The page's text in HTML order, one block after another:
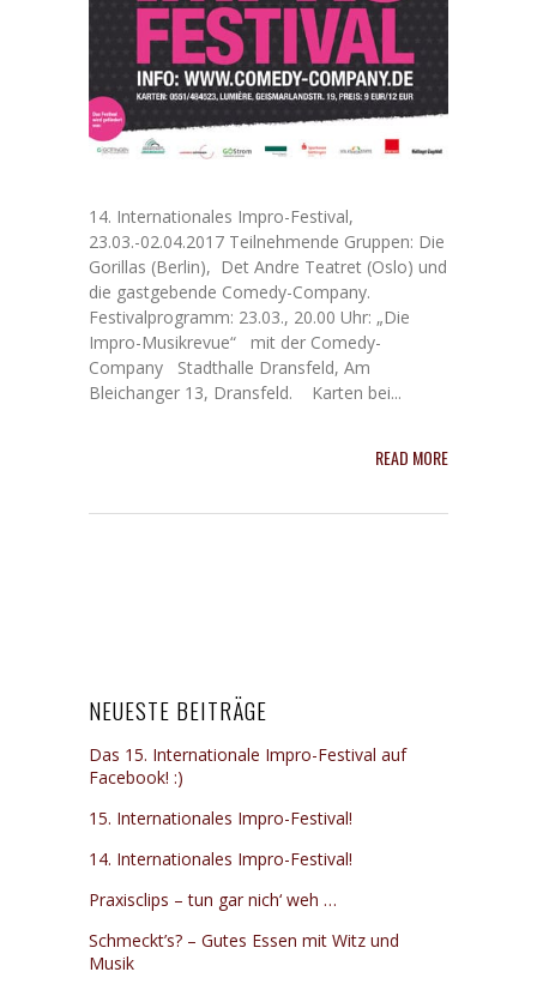
14. Internationales Impro-Festival,
23.03.-02.04.2017 Teilnehmende Gruppen: Die
Gorillas (Berlin), Det Andre Teatret (Oslo) und
die gastgebende Comedy-Company.
Festivalprogramm: 23.03., 20.00 Uhr: „Die
Impro-Musikrevue“ mit der Comedy-
Company Stadthalle Dransfeld, Am
Bleichanger 13, Dransfeld. Karten bei...
READ MORE
NEUESTE BEITRÄGE
Das 15. Internationale Impro-Festival auf
Facebook! :)
15. Internationales Impro-Festival!
14. Internationales Impro-Festival!
Praxisclips – tun gar nich‘ weh …
Schmeckt’s? – Gutes Essen mit Witz und
Musik